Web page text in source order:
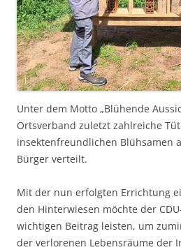
Unter dem Motto „Blühende
Ortsverband zuletzt zahlreiche
insektenfreundlichen Blühsamen
Bürger verteilt.
Mit der nun erfolgten Errichtung
den Hinterwiesen möchte der
wichtigen Beitrag leisten, um
der verlorenen Lebensräume der